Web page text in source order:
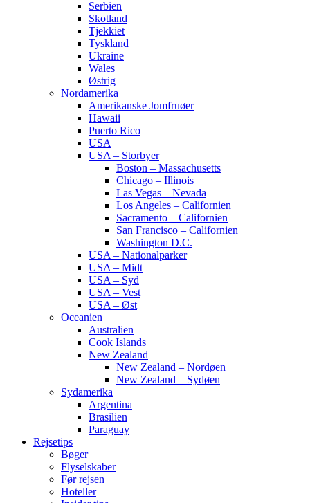
Serbien
Skotland
Tjekkiet
Tyskland
Ukraine
Wales
Østrig
Nordamerika
Amerikanske Jomfruøer
Hawaii
Puerto Rico
USA
USA – Storbyer
Boston – Massachusetts
Chicago – Illinois
Las Vegas – Nevada
Los Angeles – Californien
Sacramento – Californien
San Francisco – Californien
Washington D.C.
USA – Nationalparker
USA – Midt
USA – Syd
USA – Vest
USA – Øst
Oceanien
Australien
Cook Islands
New Zealand
New Zealand – Nordøen
New Zealand – Sydøen
Sydamerika
Argentina
Brasilien
Paraguay
Rejsetips
Bøger
Flyselskaber
Før rejsen
Hoteller